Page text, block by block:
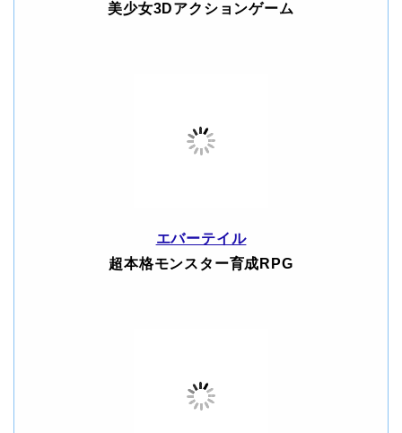
美少女3Dアクションゲーム
エバーテイル
超本格モンスター育成RPG